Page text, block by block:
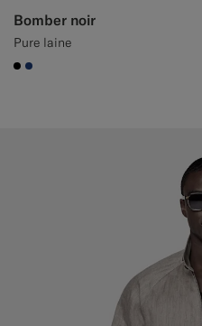
Bomber noir
Pure laine
#000000
#1C3D7A